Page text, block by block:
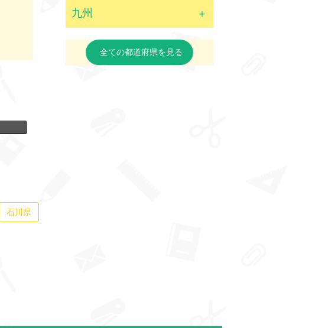
石川県
九州
全ての都道府県を見る